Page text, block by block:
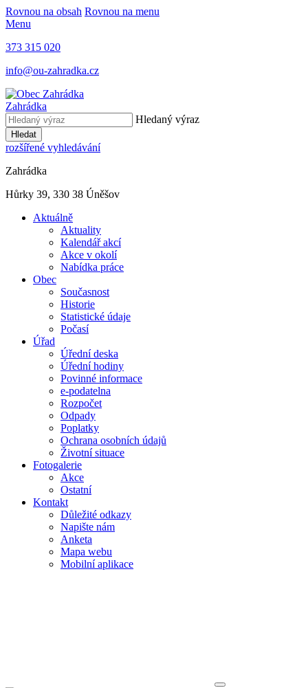
Rovnou na obsah Rovnou na menu
Menu
373 315 020
info@ou-zahradka.cz
Zahrádka
Hledaný výraz
Hledat
rozšířené vyhledávání
Zahrádka
Hůrky 39, 330 38 Úněšov
Aktuálně
Aktuality
Kalendář akcí
Akce v okolí
Nabídka práce
Obec
Současnost
Historie
Statistické údaje
Počasí
Úřad
Úřední deska
Úřední hodiny
Povinné informace
e-podatelna
Rozpočet
Odpady
Poplatky
Ochrana osobních údajů
Životní situace
Fotogalerie
Akce
Ostatní
Kontakt
Důležité odkazy
Napište nám
Anketa
Mapa webu
Mobilní aplikace